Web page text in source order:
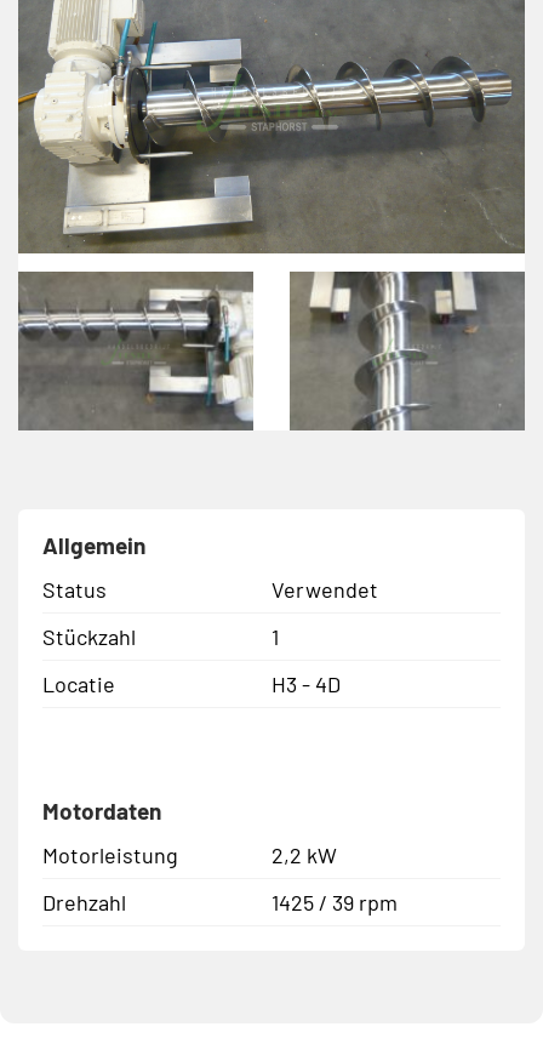
Allgemein
Status
Verwendet
Stückzahl
1
Locatie
H3 - 4D
Motordaten
Motorleistung
2,2 kW
Drehzahl
1425 / 39 rpm